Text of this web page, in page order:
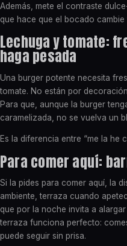
Además, mete el contraste
que hace que el bocado
Lechuga y tomate:
haga pesada
Una burger potente necesita
tomate. No están por
Para que, aunque la burger
caramelizada, no se vuelva un
Es la diferencia entre “me la he
Para comer aquí:
Si la pides para comer aquí, la
ambiente, terraza cuando
que por la noche invita a
terraza funciona perfecto:
puede seguir sin prisa.